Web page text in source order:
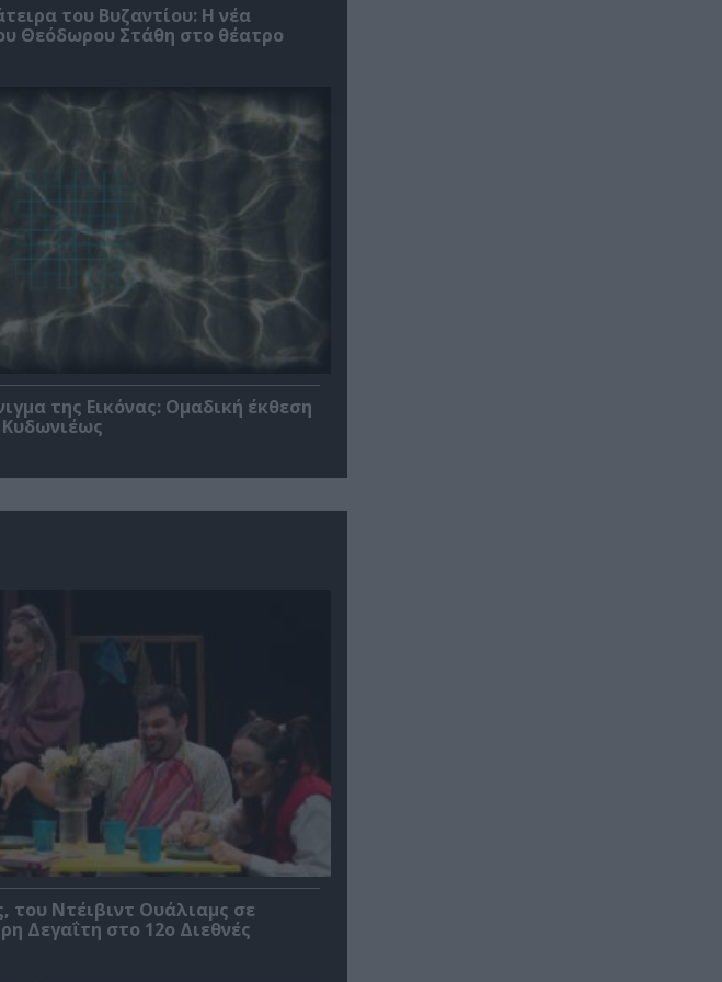
του Βυζαντίου: Η νέα
Θεόδωρου Στάθη στο θέατρο
της Εικόνας: Ομαδική έκθεση
του Ντέιβιντ Ουάλιαμς σε
Δεγαΐτη στο 12ο Διεθνές